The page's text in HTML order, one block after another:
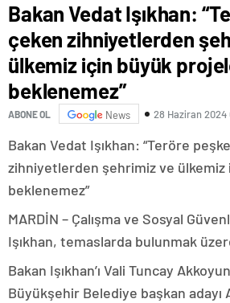
Bakan Vedat Işıkhan:
çeken zihniyetlerden
ülkemiz için büyük
beklenemez”
ABONE OL News 28 Haziran 2024
Bakan Vedat Işıkhan: “Teröre
zihniyetlerden şehrimiz ve
beklenemez”
MARDİN – Çalışma ve Sosyal
Işıkhan, temaslarda bulunmak
Bakan Işıkhan’ı Vali Tuncay
Büyükşehir Belediye başkan adayı